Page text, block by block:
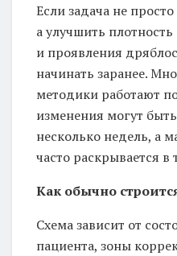
Если задача не
а улучшить
и проявления
начинать заранее.
методики работают
изменения могут
несколько недель, а
часто раскрывается в
Как обычно
Схема зависит от
пациента, зоны